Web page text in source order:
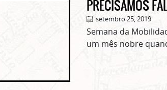
PRECISAMOS
setembro 25, 2019
Semana da
um mês nobre